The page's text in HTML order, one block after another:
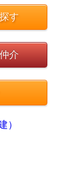
す
介